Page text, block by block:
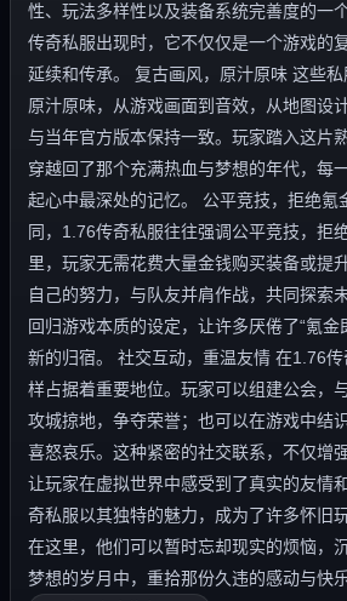
性、玩法多样性以及装备系统完善度的一
传奇私服出现时，它不仅仅是一个游戏的
延续和传承。 复古画风，原汁原味 这些
原汁原味，从游戏画面到音效，从地图设
与当年官方版本保持一致。玩家踏入这片
穿越回了那个充满热血与梦想的年代，每
起心中最深处的记忆。 公平竞技，拒绝氪
同，1.76传奇私服往往强调公平竞技，拒
里，玩家无需花费大量金钱购买装备或提
自己的努力，与队友并肩作战，共同探索
回归游戏本质的设定，让许多厌倦了“氪金
新的归宿。 社交互动，重温友情 在1.76
样占据着重要地位。玩家可以组建公会，
攻城掠地，争夺荣誉；也可以在游戏中结
喜怒哀乐。这种紧密的社交联系，不仅增
让玩家在虚拟世界中感受到了真实的友情
奇私服以其独特的魅力，成为了许多怀旧
在这里，他们可以暂时忘却现实的烦恼，
梦想的岁月中，重拾那份久违的感动与快乐